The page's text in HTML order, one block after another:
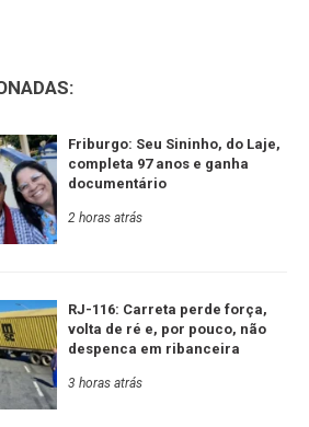
Friburgo: Seu Sininho, do Laje,
completa 97 anos e ganha
documentário
2 horas atrás
RJ-116: Carreta perde força,
volta de ré e, por pouco, não
despenca em ribanceira
3 horas atrás